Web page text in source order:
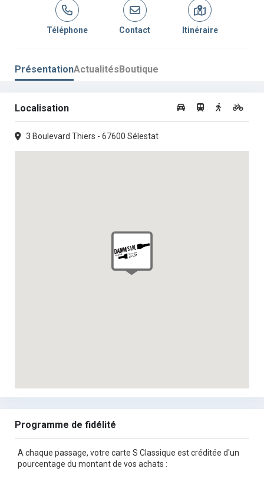
Téléphone Contact Itinéraire
PrésentationActualitésBoutique
Localisation
3 Boulevard Thiers - 67600 Sélestat
Programme de fidélité
A chaque passage, votre carte S Classique est créditée d'un
pourcentage du montant de vos achats :